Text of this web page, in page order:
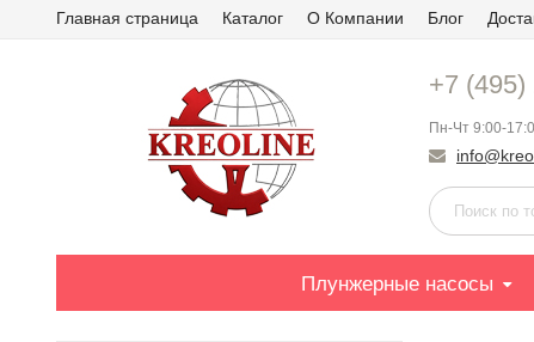
Главная страница Каталог О Компании Блог
+7 (495)
Пн-Чт 9:00-
Плунжерные насосы